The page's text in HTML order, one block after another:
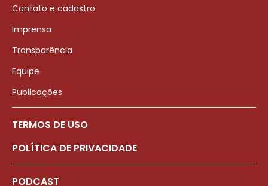
Contato e cadastro
Imprensa
Transparência
Equipe
Publicações
TERMOS DE USO
POLÍTICA DE PRIVACIDADE
PODCAST